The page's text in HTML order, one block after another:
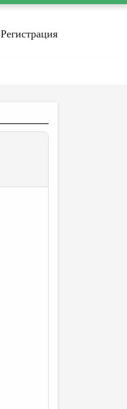
Регистрация